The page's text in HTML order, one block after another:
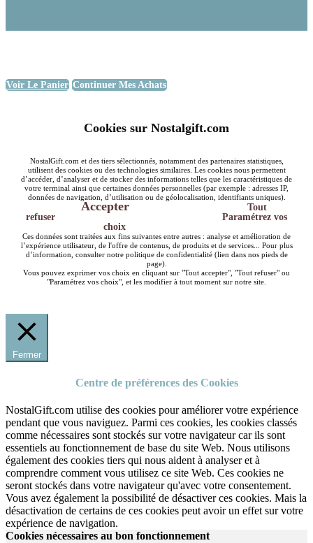
Voir Le Panier Continuer Mes Achats
Cookies sur Nostalgift.com
NostalGift.com et des tiers sélectionnés, notamment des partenaires statistiques,
utilisent des cookies ou des technologies similaires. Les cookies nous permettent
d’accéder, d’analyser et de stocker des informations telles que les caractéristiques de
votre terminal ainsi que certaines données personnelles (par exemple : adresses IP,
données de navigation, d’utilisation ou de géolocalisation, identifiants uniques).
Accepter
Tout
refuser
Paramétrez vos
choix
Ces données sont traitées aux fins suivantes entre autres : analyse et amélioration de
l’expérience utilisateur, de l'offre de contenus, de produits et de services... Pour plus
d’information, consulter notre politique de confidentialité (lien dans nos pieds de
page).
Vous pouvez exprimer vos choix en cliquant sur "Tout accepter", "Tout refuser" ou
"Paramétrez vos choix", et les modifier à tout moment sur notre site.
Fermer
Centre de préférences des Cookies
NostalGift.com utilise des cookies pour améliorer votre expérience
pendant que vous naviguez. Parmi ces cookies, les cookies classés
comme nécessaires sont stockés sur votre navigateur car ils sont
essentiels au fonctionnement de base du site Web. Nous utilisons
également des cookies tiers qui nous aident à analyser et à
comprendre comment vous utilisez ce site Web. Ces cookies ne
seront stockés dans votre navigateur qu'avec votre consentement.
Vous avez également la possibilité de désactiver ces cookies. Mais la
désactivation de certains de ces cookies peut avoir un effet sur votre
expérience de navigation.
Cookies nécessaires au bon fonctionnement